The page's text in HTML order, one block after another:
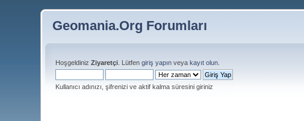
Geomania.Org Forumları
HoşgeldinizZiyaretçi . Lütfengiriş yapın veyakayıt olun
Kullanıcı adınızı, şifrenizi ve aktif kalma süresini giriniz